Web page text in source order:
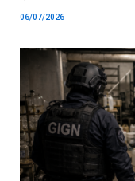
06/07/2026